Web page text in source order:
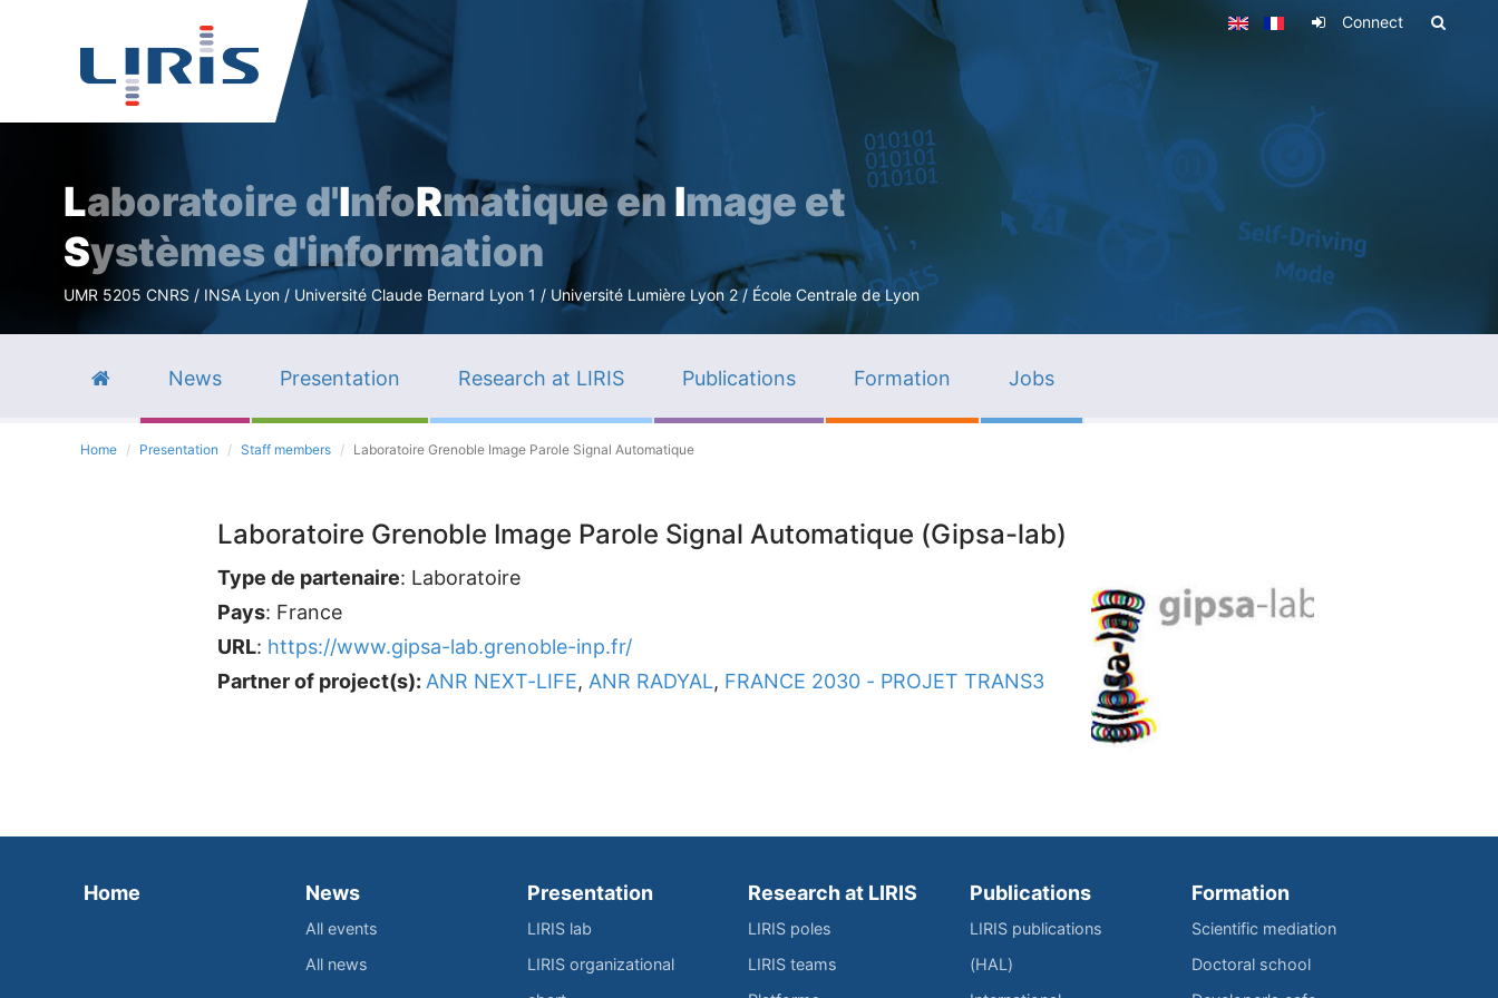
Skip
Connect
Laboratoire d'InfoRmatique en Image et
Systèmes d'information
UMR 5205 CNRS / INSA Lyon / Université Claude Bernard Lyon 1 / Université Lumière Lyon 2 / École Centrale de Lyon
News Presentation Research at LIRIS Publications Formation Jobs
Home Presentation Staff members Laboratoire Grenoble Image Parole Signal Automatique
Laboratoire Grenoble Image Parole Signal Automatique (Gipsa-lab)
Type de partenaire: Laboratoire
Pays: France
URL: https://www.gipsa-lab.grenoble-inp.fr/
Partner of project(s): ANR NEXT-LIFE, ANR RADYAL, FRANCE 2030 - PROJET TRANS3
Home News
All events
All news
Presentation
LIRIS lab
LIRIS organizational
Research at LIRIS
LIRIS poles
LIRIS teams
Publications
LIRIS publications
(HAL)
Formation
Scientific mediation
Doctoral school